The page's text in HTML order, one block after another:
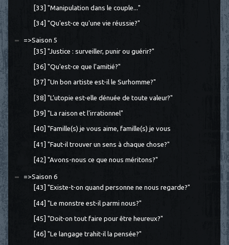
[33] "Manipulation dans le couple..."
[34] "Qu'est-ce qu'une vie réussie?"
=>Saison 5
[35] "Justice : surveiller, punir ou guérir?"
[36] "Qu'est-ce que l'amitié?"
[37] "Un bon artiste est-il le Surhomme?"
[38] "L’utopie est-elle dénuée de toute valeur?"
[39] "La raison et l'irrationnel"
[40] "Famille(s) je vous aime, famille(s) je vous
[41] "Faut-il trouver un sens à chaque chose?"
[42] "Avons-nous ce que nous méritons?"
=>Saison 6
[43] "Existe-t-on quand personne ne nous regarde?"
[44] "Le monstre est-il parmi nous?"
[45] "Doit-on tout faire pour être heureux?"
[46] "Le langage trahit-il la pensée?"